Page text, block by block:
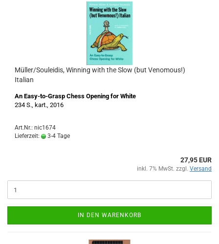
Müller/Souleidis, Winning with the Slow (but Venomous!)
Italian
An Easy-to-Grasp Chess Opening for White
234 S., kart., 2016
Art.Nr.: nic1674
Lieferzeit:
3-4 Tage
27,95 EUR
inkl. 7% MwSt. zzgl. Versand
IN DEN WARENKORB